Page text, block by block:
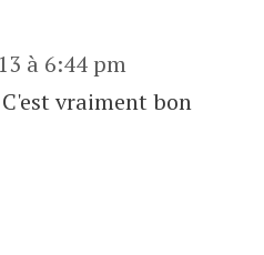
à 6:44 pm
vraiment bon